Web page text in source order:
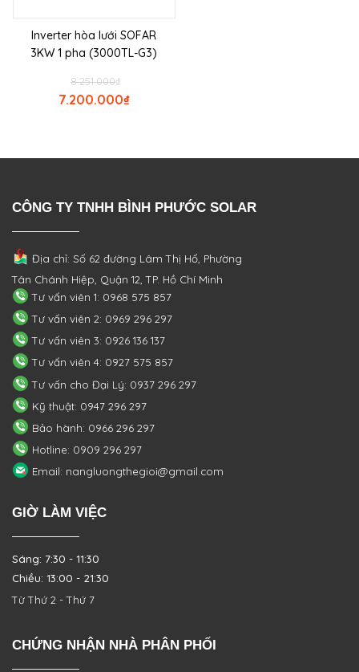
Inverter hòa lưới SOFAR
3KW 1 pha (3000TL-G3)
₫
8.251.000
₫
7.200.000
CÔNG TY TNHH BÌNH PHƯỚC SOLAR
Địa chỉ: Số 62 đường Lâm Thị Hố, Phường
Tân Chánh Hiệp, Quận 12, TP. Hồ Chí Minh
Tư vấn viên 1: 0968 575 857
Tư vấn viên 2: 0969 296 297
Tư vấn viên 3: 0926 136 137
Tư vấn viên 4: 0927 575 857
Tư vấn cho Đại Lý: 0937 296 297
Kỹ thuật: 0947 296 297
Bảo hành: 0966 296 297
Hotline: 0909 296 297
Email: nangluongthegioi@gmail.com
GIỜ LÀM VIỆC
Sáng: 7:30 - 11:30
Chiều: 13:00 - 21:30
Từ Thứ 2 - Thứ 7
CHỨNG NHẬN NHÀ PHÂN PHỐI